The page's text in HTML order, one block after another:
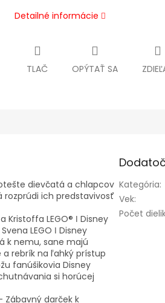
Detailné informácie
TLAČ OPÝTAŤ SA
dievčatá a chlapcov
rozprúdi ich predstavivosť
LEGO® ǀ Disney
LEGO ǀ Disney
k nemu, sane majú
rebrík na ľahký prístup
fanúšikovia Disney
si horúcej
Zábavný darček k
Kategória:
Vek:
Počet